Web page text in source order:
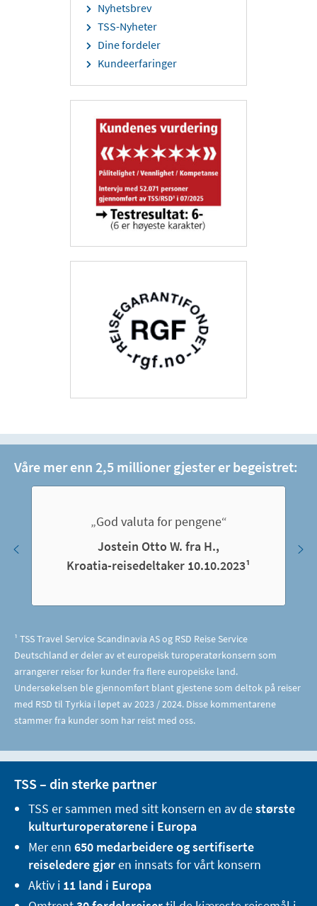
Nyhetsbrev
TSS-Nyheter
Dine fordeler
Kundeerfaringer
Våre mer enn 2,5 millioner gjester er begeistret:
„God valuta for pengene“
Jostein Otto W. fra H.,
Kroatia-reisedeltaker 10.10.2023¹
¹ TSS Travel Service Scandinavia AS og RSD Reise Service
Deutschland er deler av et europeisk turoperatørkonsern som
arrangerer reiser for kunder fra flere europeiske land.
Undersøkelsen ble gjennomført blant gjestene som deltok på reiser
med RSD til Tyrkia i løpet av 2023 / 2024. Disse kommentarene
stammer fra kunder som har reist med oss.
TSS – din sterke partner
TSS er sammen med sitt konsern en av destørste
kulturturoperatørene i Europa
Mer enn 650 medarbeidere og sertifiserte
reiseledere gjøren innsats for vårt konsern
Aktiv i 11 land i Europa